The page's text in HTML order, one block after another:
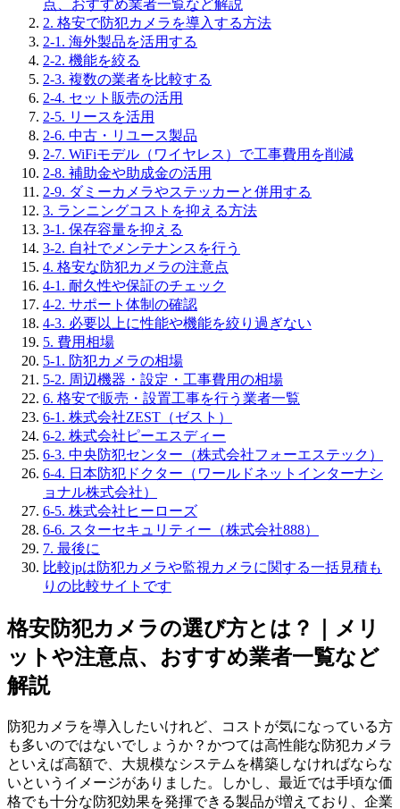
点、おすすめ業者一覧など解説
2. 格安で防犯カメラを導入する方法
2-1. 海外製品を活用する
2-2. 機能を絞る
2-3. 複数の業者を比較する
2-4. セット販売の活用
2-5. リースを活用
2-6. 中古・リユース製品
2-7. WiFiモデル（ワイヤレス）で工事費用を削減
2-8. 補助金や助成金の活用
2-9. ダミーカメラやステッカーと併用する
3. ランニングコストを抑える方法
3-1. 保存容量を抑える
3-2. 自社でメンテナンスを行う
4. 格安な防犯カメラの注意点
4-1. 耐久性や保証のチェック
4-2. サポート体制の確認
4-3. 必要以上に性能や機能を絞り過ぎない
5. 費用相場
5-1. 防犯カメラの相場
5-2. 周辺機器・設定・工事費用の相場
6. 格安で販売・設置工事を行う業者一覧
6-1. 株式会社ZEST（ゼスト）
6-2. 株式会社ピーエスディー
6-3. 中央防犯センター（株式会社フォーエステック）
6-4. 日本防犯ドクター（ワールドネットインターナシ
ョナル株式会社）
6-5. 株式会社ヒーローズ
6-6. スターセキュリティー（株式会社888）
7. 最後に
比較jpは防犯カメラや監視カメラに関する一括見積も
りの比較サイトです
格安防犯カメラの選び方とは？｜メリ
ットや注意点、おすすめ業者一覧など
解説
防犯カメラを導入したいけれど、コストが気になっている方
も多いのではないでしょうか？かつては高性能な防犯カメラ
といえば高額で、大規模なシステムを構築しなければならな
いというイメージがありました。しかし、最近では手頃な価
格でも十分な防犯効果を発揮できる製品が増えており、企業